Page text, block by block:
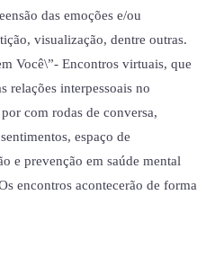
das emoções e/ou
visualização, dentre outras.
Você\”- Encontros virtuais, que
relações interpessoais no
com rodas de conversa,
espaço de
e prevenção em saúde mental
encontros acontecerão de forma